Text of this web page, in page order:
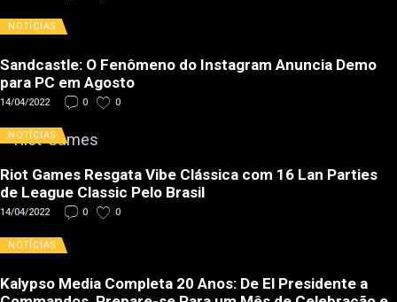
NOTÍCIAS
Sandcastle: O Fenômeno do Instagram Anuncia Demo
para PC em Agosto
14/04/2022 0 0
NOTÍCIAS
Riot Games Resgata Vibe Clássica com 16 Lan Parties
de League Classic Pelo Brasil
14/04/2022 0 0
NOTÍCIAS
Kalypso Media Completa 20 Anos: De El Presidente a